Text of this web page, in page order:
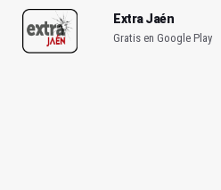
Extra Jaén
Gratis en Google Play